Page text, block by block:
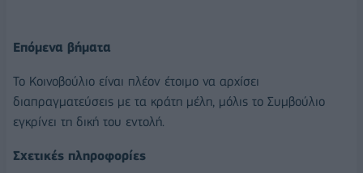
Επόμενα βήματα
Το Κοινοβούλιο είναι πλέον έτοιμο να αρχίσει
διαπραγματεύσεις με τα κράτη μέλη, μόλις το Συμβούλιο
εγκρίνει τη δική του εντολή.
Σχετικές πληροφορίες